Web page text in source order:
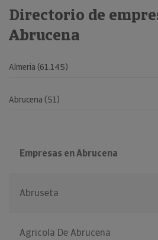
Directorio de
Abrucena
Empresas en Abrucena
Abruseta
Agricola De Abrucena